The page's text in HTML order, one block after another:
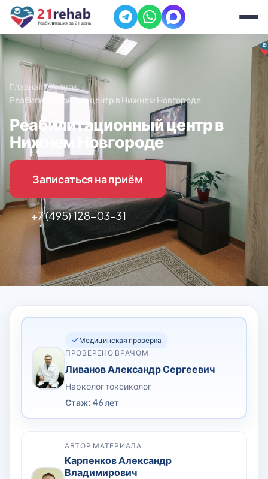
Главная
Услуги
Реабилитационный центр в Нижнем Новгороде
Реабилитационный центр в
Нижнем Новгороде
Записаться на приём
+7 (495) 128-03-31
Медицинская проверка
ПРОВЕРЕНО ВРАЧОМ
Ливанов Александр Сергеевич
Нарколог токсиколог
Стаж: 46 лет
АВТОР МАТЕРИАЛА
Карпенков Александр
Владимирович